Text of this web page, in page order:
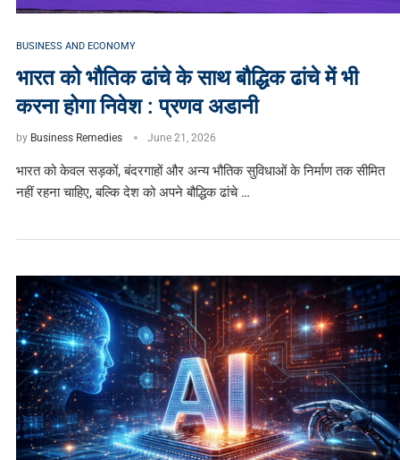
BUSINESS AND ECONOMY
भारत को भौतिक ढांचे के साथ बौद्धिक ढांचे में भी
करना होगा निवेश : प्रणव अडानी
by Business Remedies June 21, 2026
भारत को केवल सड़कों, बंदरगाहों और अन्य भौतिक सुविधाओं के निर्माण तक सीमित
नहीं रहना चाहिए, बल्कि देश को अपने बौद्धिक ढांचे …